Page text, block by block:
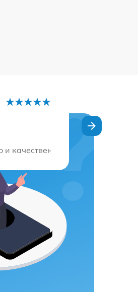
качественно. Огромное